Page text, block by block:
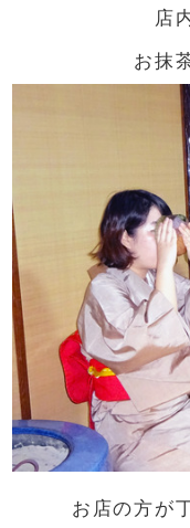
店
お抹
お店の方が